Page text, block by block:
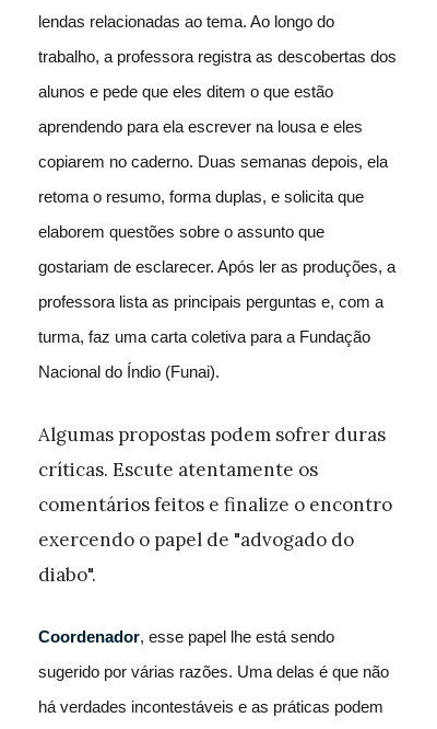
lendas relacionadas ao tema. Ao longo do
trabalho, a professora registra as descobertas dos
alunos e pede que eles ditem o que estão
aprendendo para ela escrever na lousa e eles
copiarem no caderno. Duas semanas depois, ela
retoma o resumo, forma duplas, e solicita que
elaborem questões sobre o assunto que
gostariam de esclarecer. Após ler as produções, a
professora lista as principais perguntas e, com a
turma, faz uma carta coletiva para a Fundação
Nacional do Índio (Funai).
Algumas propostas podem sofrer duras
críticas. Escute atentamente os
comentários feitos e finalize o encontro
exercendo o papel de "advogado do
diabo".
Coordenador, esse papel lhe está sendo
sugerido por várias razões. Uma delas é que não
há verdades incontestáveis e as práticas podem